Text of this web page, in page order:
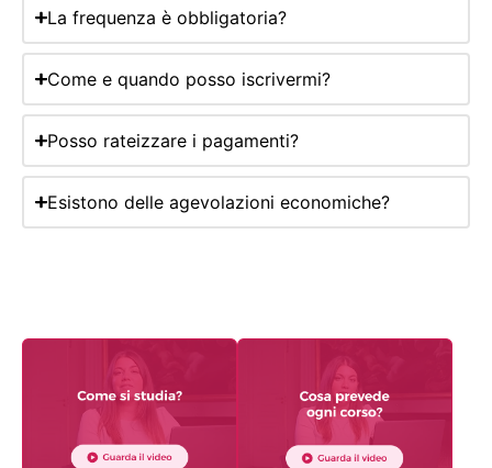
La frequenza è obbligatoria?
Come e quando posso iscrivermi?
Posso rateizzare i pagamenti?
Esistono delle agevolazioni economiche?